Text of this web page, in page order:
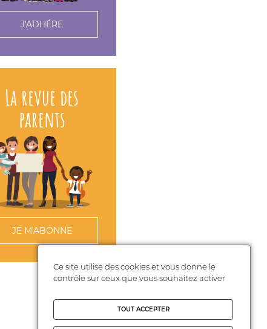
J'ADHÉRE
La revue des
parents
JE M'ABONNE
Ce site utilise des cookies et vous donne le
contrôle sur ceux que vous souhaitez activer
TOUT ACCEPTER